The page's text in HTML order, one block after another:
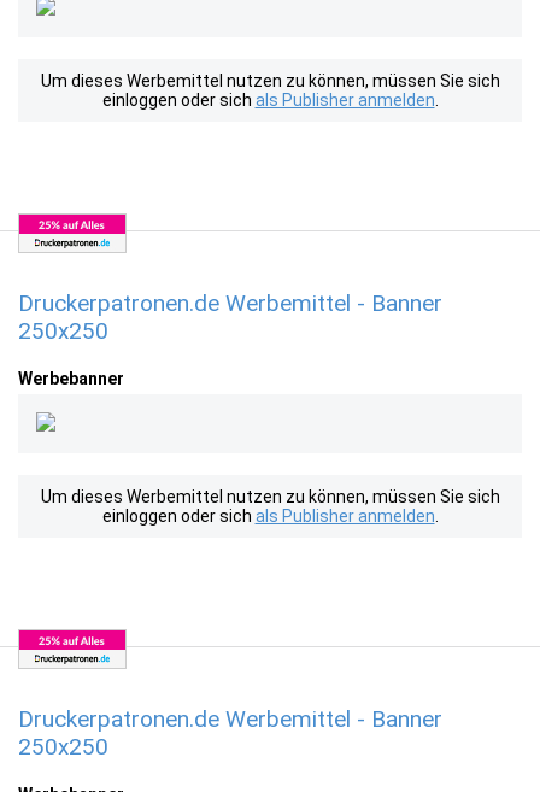
Um dieses Werbemittel nutzen zu können, müssen Sie sich
einloggen oder sich als Publisher anmelden
Druckerpatronen.de Werbemittel - Banner
250x250
Werbebanner
Um dieses Werbemittel nutzen zu können, müssen Sie sich
einloggen oder sich als Publisher anmelden
Druckerpatronen.de Werbemittel - Banner
250x250